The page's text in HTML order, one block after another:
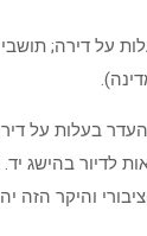
בעלות על
נוסף לזכאות
והיקר הזה